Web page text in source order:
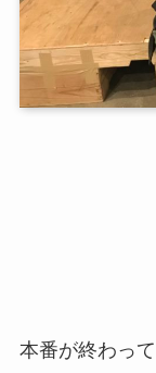
本番が終わっ